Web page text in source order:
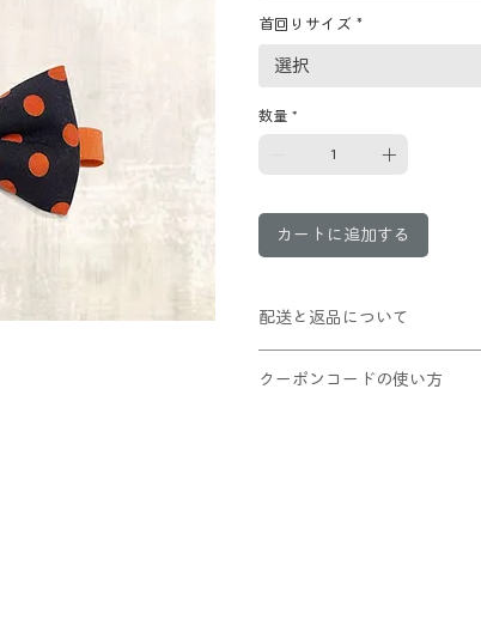
首回りサイズ *
選択
数量 *
カートに追加する
配送と返品について
10,000円以上お買い上げの
クーポンコードの使い方